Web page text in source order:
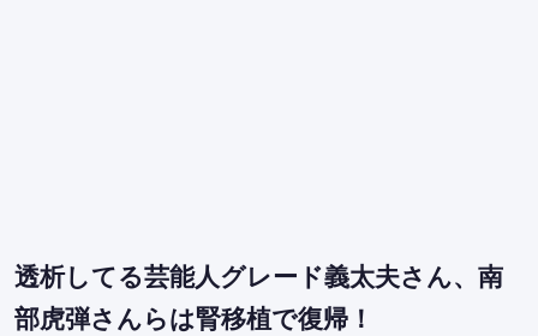
透析してる芸能人グレード義太夫さん、南
部虎弾さんらは腎移植で復帰！